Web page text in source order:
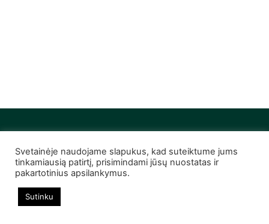
© 2022 Infobutas. Visos teisės saugomos
Svetainėje naudojame slapukus, kad suteiktume jums
tinkamiausią patirtį, prisimindami jūsų nuostatas ir
pakartotinius apsilankymus.
Sutinku